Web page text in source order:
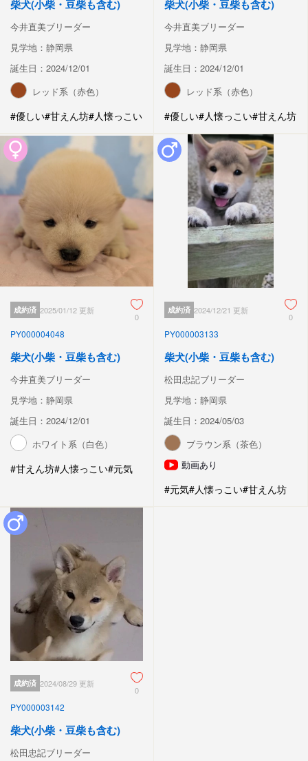
柴犬(小柴・豆柴も含む)
今井直美ブリーダー
見学地：静岡県
誕生日：2024/12/01
レッド系（赤色）
#優しい#甘えん坊#人懐っこい
柴犬(小柴・豆柴も含む)
今井直美ブリーダー
見学地：静岡県
誕生日：2024/12/01
レッド系（赤色）
#優しい#人懐っこい#甘えん坊
成約済 2025/01/12 更新
0
PY000004048
柴犬(小柴・豆柴も含む)
今井直美ブリーダー
見学地：静岡県
誕生日：2024/12/01
ホワイト系（白色）
#甘えん坊#人懐っこい#元気
成約済 2024/12/21 更新
0
PY000003133
柴犬(小柴・豆柴も含む)
松田忠記ブリーダー
見学地：静岡県
誕生日：2024/05/03
ブラウン系（茶色）
動画あり
#元気#人懐っこい#甘えん坊
成約済 2024/08/29 更新
0
PY000003142
柴犬(小柴・豆柴も含む)
松田忠記ブリーダー